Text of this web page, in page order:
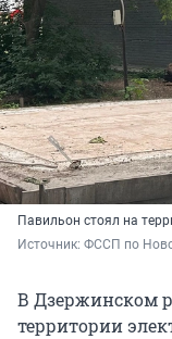
Павильон стоял на
Источник: ФССП по
В Дзержинском
территории